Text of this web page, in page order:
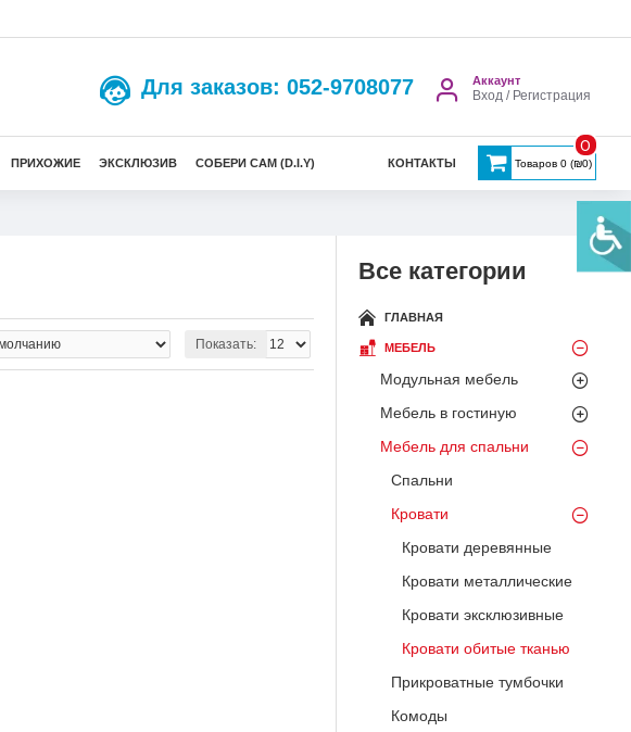
Для заказов: 052-9708077 Аккаунт
Вход / Регистрация
ПРИХОЖИЕ ЭКСКЛЮЗИВ СОБЕРИ САМ (D.I.Y) КОНТАКТЫ Товаров 0 (₪0)
0
Показать:
Все категории
ГЛАВНАЯ
МЕБЕЛЬ
Модульная мебель
Мебель в гостиную
Мебель для спальни
Спальни
Кровати
Кровати деревянные
Кровати металлические
Кровати эксклюзивные
Кровати обитые тканью
Прикроватные тумбочки
Комоды